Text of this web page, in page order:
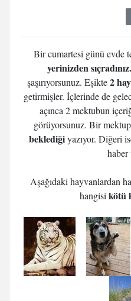
Bir cumartesi günü evde
yerinizden sıçradınız.
şaşırıyorsunuz. Eşikte2
getirmişler. İçlerinde de
açınca 2 mektubun
görüyorsunuz. Bir
beklediğiyazıyor. Diğeri
haber
Aşağıdaki hayvanlardan
hangisi kötü